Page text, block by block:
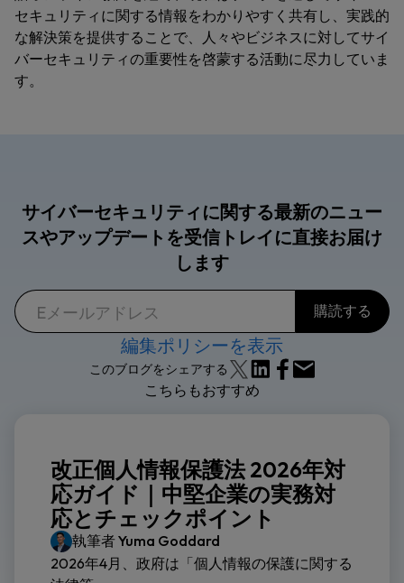
セキュリティに関する情報をわかりやすく共有し、実践的
な解決策を提供することで、人々やビジネスに対してサイ
バーセキュリティの重要性を啓蒙する活動に尽力していま
す。
サイバーセキュリティに関する最新のニュー
スやアップデートを受信トレイに直接お届け
します
編集ポリシーを表示
このブログをシェアする
こちらもおすすめ
改正個人情報保護法 2026年対
応ガイド｜中堅企業の実務対
応とチェックポイント
執筆者Yuma Goddard
2026年4月、政府は「個人情報の保護に関する